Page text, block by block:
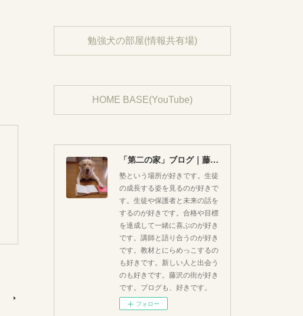
勉強犬の部屋(情報共有場)
HOME BASE(YouTube)
「第二の家」ブログ｜藤沢市の個別指導塾のお話
塾という場所が好きです。生徒
の成長する姿を見るのが好きで
す。生徒や保護者と未来の話を
するのが好きです。合格や目標
を達成して一緒に喜ぶのが好き
です。講師と語り合うのが好き
です。教材とにらめっこするの
も好きです。新しい人と出会う
のも好きです。藤沢の街が好き
です。ブログも、好きです。
フォロー